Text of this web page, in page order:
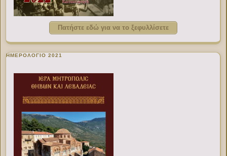
Πατήστε εδώ για να το ξεφυλλίσετε
ΗΜΕΡΟΛΟΓΙΟ 2021